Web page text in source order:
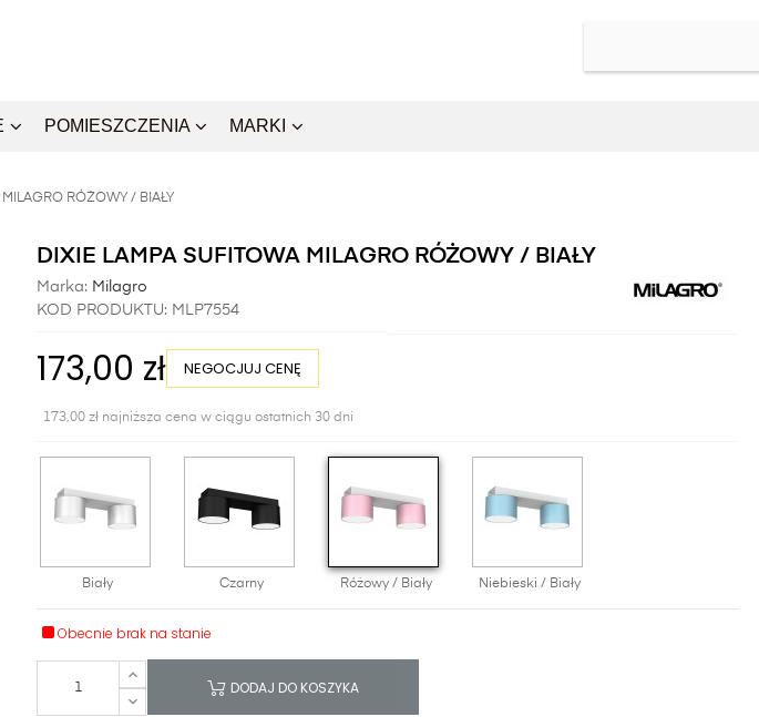
POMIESZCZENIA MARKI
RÓŻOWY / BIAŁY
DIXIE LAMPA SUFITOWA MILAGRO RÓŻOWY / BIAŁY
Marka: Milagro
KOD PRODUKTU: MLP7554
173,00 zł NEGOCJUJ CENĘ
173,00 zł najniższa cena w ciągu ostatnich 30 dni
Biały Czarny Różowy / Biały Niebieski / Biały
Obecnie brak na stanie
DODAJ DO KOSZYKA